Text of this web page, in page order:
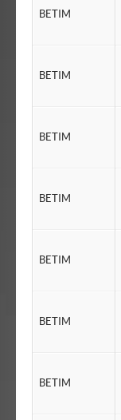
BETIM
BETIM
BETIM
BETIM
BETIM
BETIM
BETIM